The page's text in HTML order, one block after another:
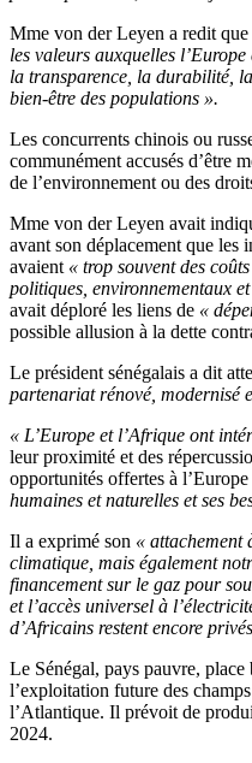
Mme von der Leyen a redit
les valeurs auxquelles
la transparence, la durabilité,
bien-être des populations ».
Les concurrents chinois ou
communément accusés d’être
de l’environnement ou des
Mme von der Leyen avait
avant son déplacement que les
avaient « trop souvent des
politiques, environnementaux
avait déploré les liens de «
possible allusion à la dette
Le président sénégalais a dit
partenariat rénové, modernisé
« L’Europe et l’Afrique ont
leur proximité et des
opportunités offertes à
humaines et naturelles et ses
Il a exprimé son « attachement
climatique, mais également
financement sur le gaz pour
et l’accès universel à
d’Africains restent encore
Le Sénégal, pays pauvre, place
l’exploitation future des
l’Atlantique. Il prévoit de
2024.